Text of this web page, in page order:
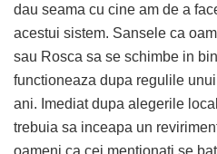
dau seama cu cine am de a
acestui sistem. Sansele ca
sau Rosca sa se schimbe in
functioneaza dupa regulile
ani. Imediat dupa alegerile
trebuia sa inceapa un
oameni ca cei mentionati se